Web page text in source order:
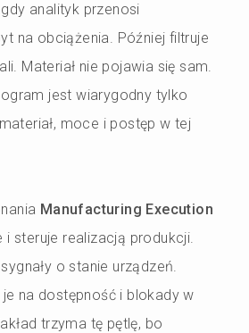
analityk przenosi
na obciążenia. Później filtruje
Materiał nie pojawia się sam.
jest wiarygodny tylko
moce i postęp w tej
Manufacturing Execution
i steruje realizacją produkcji.
o stanie urządzeń.
je na dostępność i blokady w
trzyma tę pętlę, bo